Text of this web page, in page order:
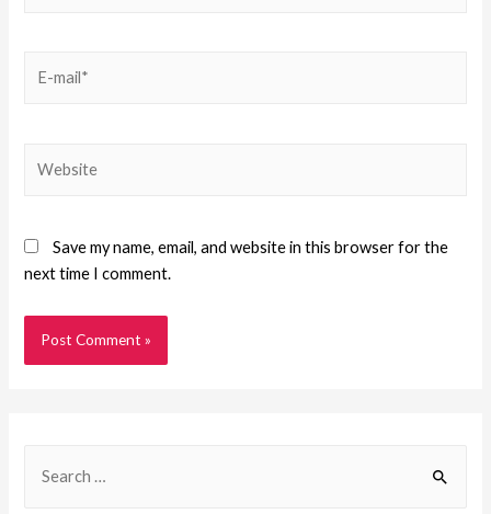
Save my name, email, and website in this browser for the
next time I comment.